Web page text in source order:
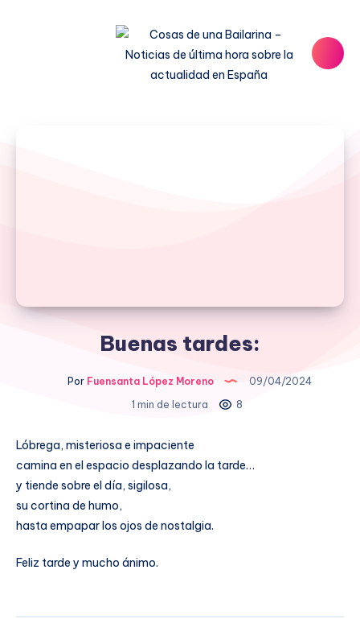
Buenas tardes:
PorFuensanta López Moreno
09/04/2024
1 min de lectura
8
Lóbrega, misteriosa e impaciente
camina en el espacio desplazando la tarde…
y tiende sobre el día, sigilosa,
su cortina de humo,
hasta empapar los ojos de nostalgia.
Feliz tarde y mucho ánimo.